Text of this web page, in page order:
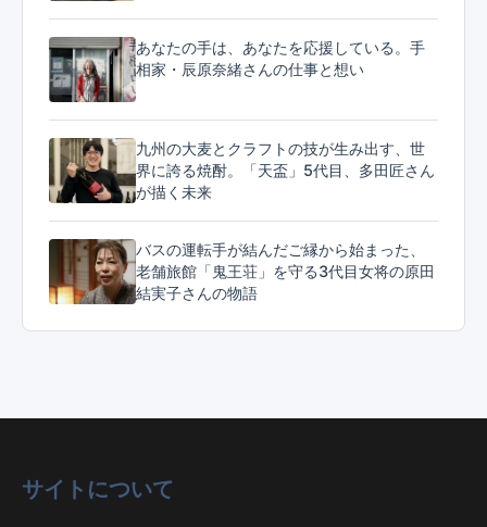
あなたの手は、あなたを応援している。手
相家・辰原奈緒さんの仕事と想い
九州の大麦とクラフトの技が生み出す、世
界に誇る焼酎。「天盃」5代目、多田匠さん
が描く未来
バスの運転手が結んだご縁から始まった、
老舗旅館「鬼王荘」を守る3代目女将の原田
結実子さんの物語
サイトについて